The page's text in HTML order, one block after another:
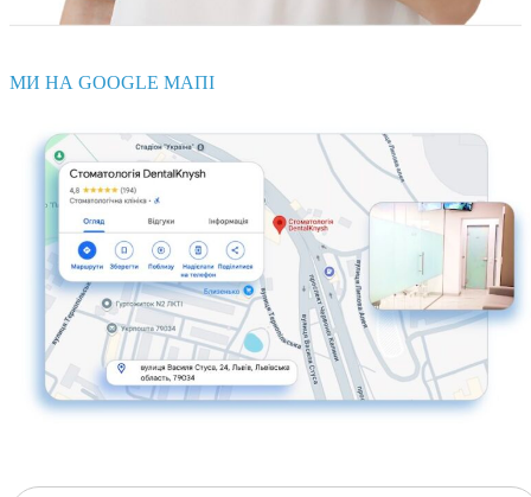
МИ НА GOOGLE МАПІ